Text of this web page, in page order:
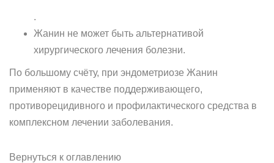
.
Жанин не может быть альтернативой
хирургического лечения болезни.
По большому счёту, при эндометриозе Жанин
применяют в качестве поддерживающего,
противорецидивного и профилактического средства в
комплексном лечении заболевания.
Вернуться к оглавлению